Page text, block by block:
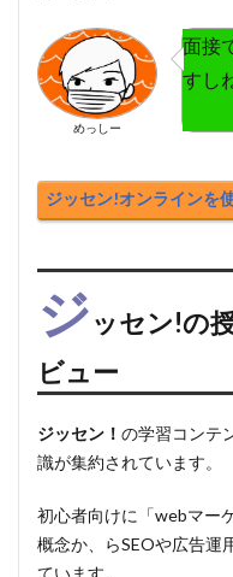
めっしー
面接
すし
ジッセン!オンラインを
ジッセン!の
ビュー
ジッセン！ の学習コンテ
識が集約されています。
初心者向けに 「webマー
概念か、らSEOや広告運
ています。